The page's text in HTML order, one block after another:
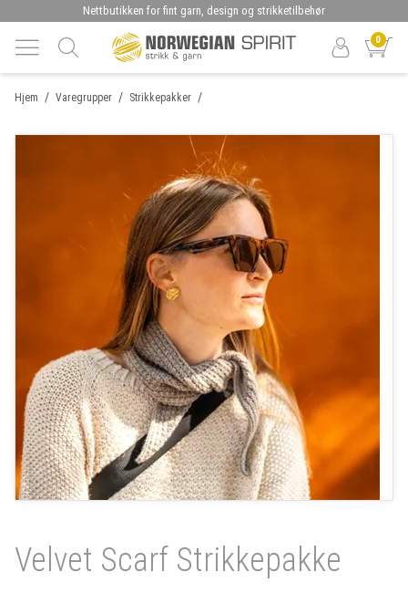
Nettbutikken for fint garn, design og strikketilbehør
0
/
Hjem /
Varegrupper /
Strikkepakker
Velvet Scarf Strikkepakke